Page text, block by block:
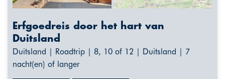
Erfgoedreis door het hart van
Duitsland
Duitsland | Roadtrip | 8, 10 of 12 | Duitsland | 7
nacht(en) of langer